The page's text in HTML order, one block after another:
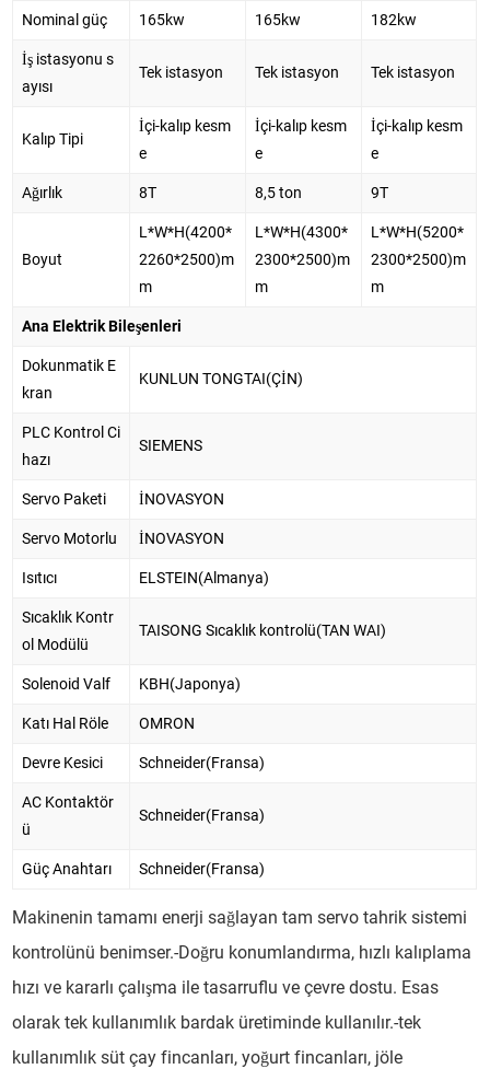
Nominal güç 165kw 165kw 182kw
İş istasyonu s
ayısı
Tek istasyon Tek istasyon Tek istasyon
Kalıp Tipi
İçi-kalıp kesm
e
İçi-kalıp kesm
e
İçi-kalıp kesm
e
Ağırlık 8T 8,5 ton 9T
Boyut
L*W*H(4200*
2260*2500)m
m
L*W*H(4300*
2300*2500)m
m
L*W*H(5200*
2300*2500)m
m
Ana Elektrik Bileşenleri
Dokunmatik E
kran
KUNLUN TONGTAI(ÇİN)
PLC Kontrol Ci
hazı
SIEMENS
Servo Paketi İNOVASYON
Servo Motorlu İNOVASYON
Isıtıcı ELSTEIN(Almanya)
Sıcaklık Kontr
ol Modülü
TAISONG Sıcaklık kontrolü(TAN WAI)
Solenoid Valf KBH(Japonya)
Katı Hal Röle OMRON
Devre Kesici Schneider(Fransa)
AC Kontaktör
ü
Schneider(Fransa)
Güç Anahtarı Schneider(Fransa)
Makinenin tamamı enerji sağlayan tam servo tahrik sistemi
kontrolünü benimser.-Doğru konumlandırma, hızlı kalıplama
hızı ve kararlı çalışma ile tasarruflu ve çevre dostu. Esas
olarak tek kullanımlık bardak üretiminde kullanılır.-tek
kullanımlık süt çay fincanları, yoğurt fincanları, jöle